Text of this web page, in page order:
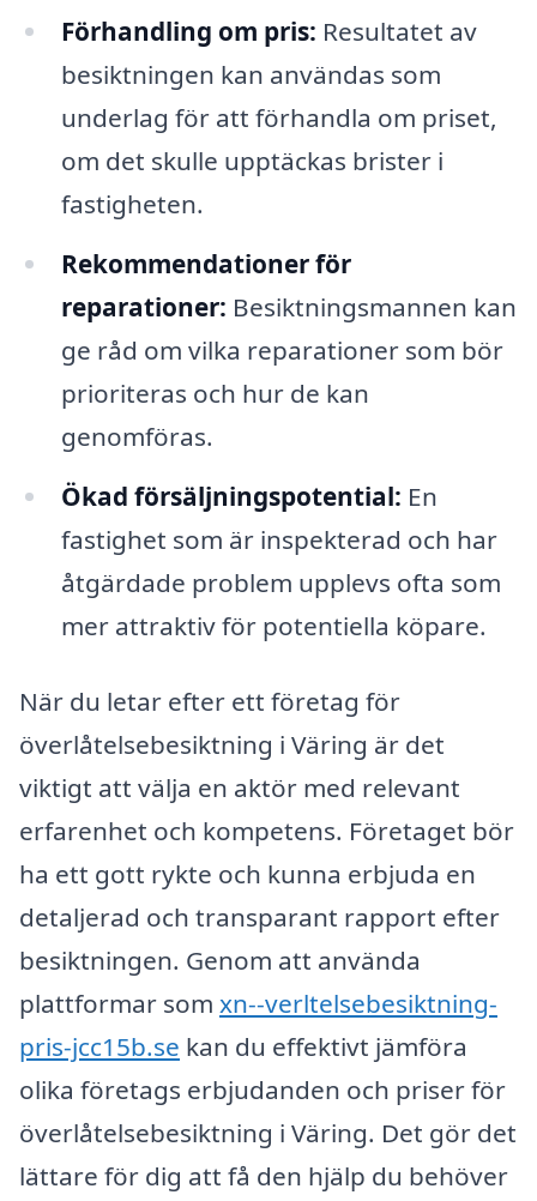
Förhandling om pris: Resultatet av
besiktningen kan användas som
underlag för att förhandla om priset,
om det skulle upptäckas brister i
fastigheten.
Rekommendationer för
reparationer: Besiktningsmannen kan
ge råd om vilka reparationer som bör
prioriteras och hur de kan
genomföras.
Ökad försäljningspotential: En
fastighet som är inspekterad och har
åtgärdade problem upplevs ofta som
mer attraktiv för potentiella köpare.
När du letar efter ett företag för
överlåtelsebesiktning i Väring är det
viktigt att välja en aktör med relevant
erfarenhet och kompetens. Företaget bör
ha ett gott rykte och kunna erbjuda en
detaljerad och transparant rapport efter
besiktningen. Genom att använda
plattformar som xn--verltelsebesiktning-
pris-jcc15b.se kan du effektivt jämföra
olika företags erbjudanden och priser för
överlåtelsebesiktning i Väring. Det gör det
lättare för dig att få den hjälp du behöver